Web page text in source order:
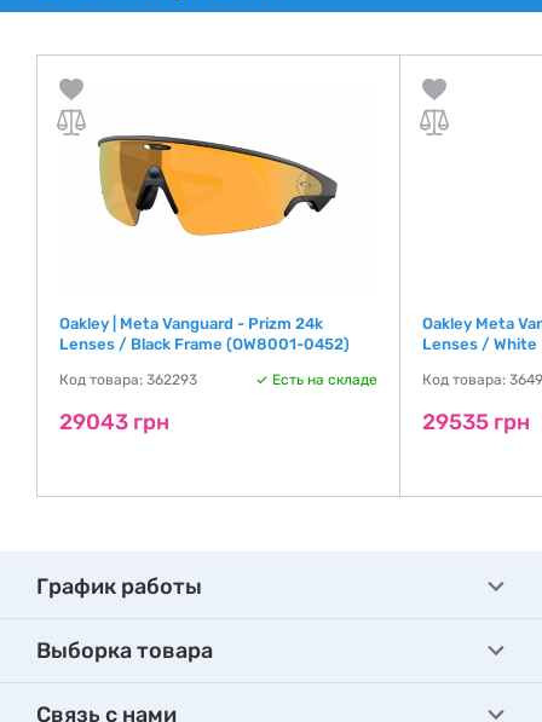
Oakley | Meta Vanguard - Prizm 24k
Lenses / Black Frame (OW8001-0452)
Код товара: 362293 Есть на складе
29043 грн
Oakley Meta
Lenses / White
Код товара:
29535 грн
График работы
Выборка товара
Связь с нами